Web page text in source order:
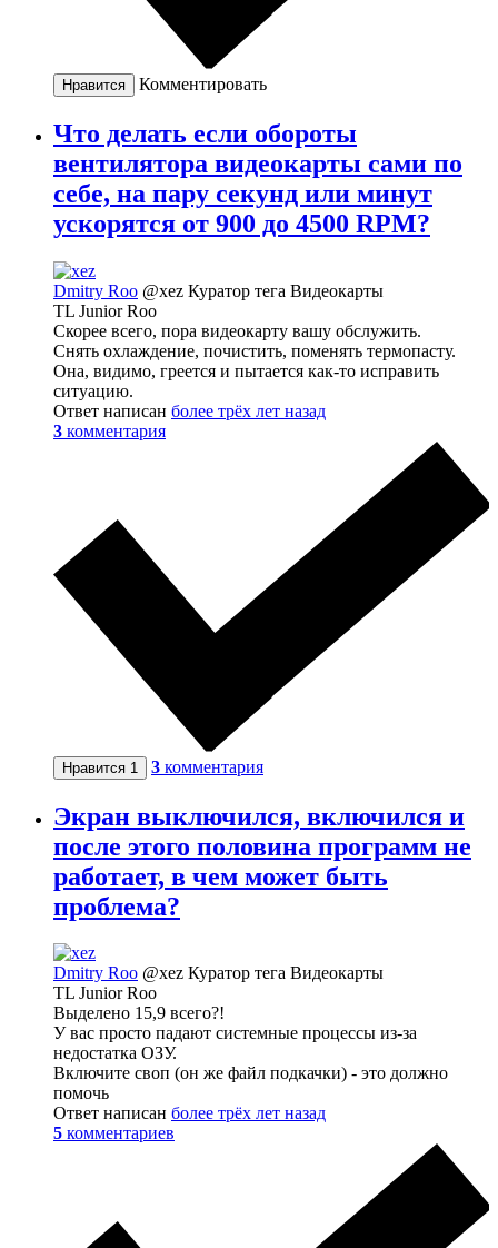
Нравится Комментировать
Что делать если обороты
вентилятора видеокарты сами по
себе, на пару секунд или минут
ускорятся от 900 до 4500 RPM?
Dmitry Roo @xez Куратор тега Видеокарты
TL Junior Roo
Скорее всего, пора видеокарту вашу обслужить.
Снять охлаждение, почистить, поменять термопасту.
Она, видимо, греется и пытается как-то исправить
ситуацию.
Ответ написан более трёх лет назад
3 комментария
Нравится 1 3 комментария
Экран выключился, включился и
после этого половина программ не
работает, в чем может быть
проблема?
Dmitry Roo @xez Куратор тега Видеокарты
TL Junior Roo
Выделено 15,9 всего?!
У вас просто падают системные процессы из-за
недостатка ОЗУ.
Включите своп (он же файл подкачки) - это должно
помочь
Ответ написан более трёх лет назад
5 комментариев